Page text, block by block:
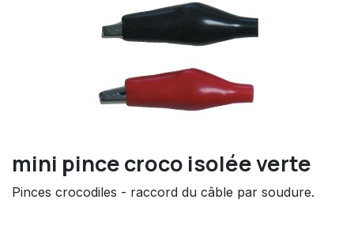
mini pince croco isolée verte
Pinces crocodiles - raccord du câble par soudure.